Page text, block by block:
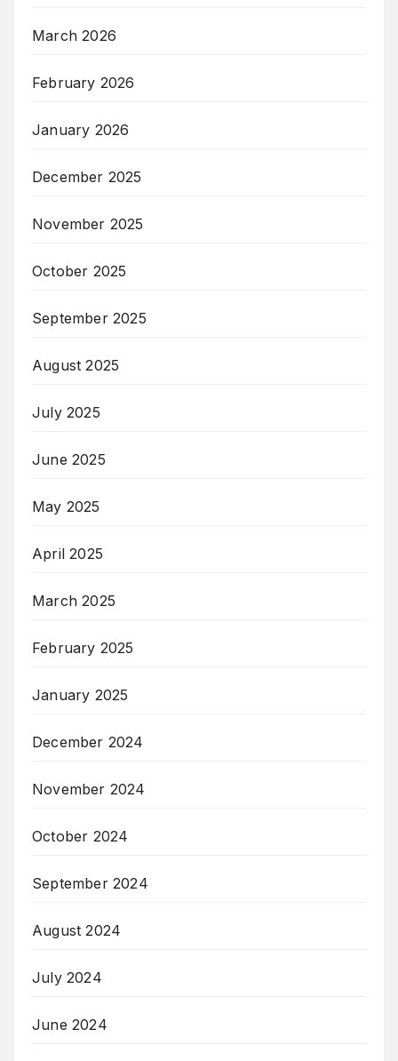
March 2026
February 2026
January 2026
December 2025
November 2025
October 2025
September 2025
August 2025
July 2025
June 2025
May 2025
April 2025
March 2025
February 2025
January 2025
December 2024
November 2024
October 2024
September 2024
August 2024
July 2024
June 2024